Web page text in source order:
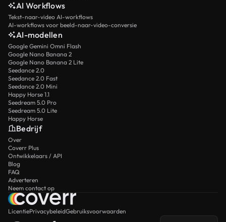
AI Workflows
Tekst-naar-video AI-workflows
AI-workflows voor beeld-naar-video-conversie
AI-modellen
Google Gemini Omni Flash
Google Nano Banana 2
Google Nano Banana 2 Lite
Seedance 2.0
Seedance 2.0 Fast
Seedance 2.0 Mini
Happy Horse 1.1
Seedream 5.0 Pro
Seedream 5.0 Lite
Happy Horse
Bedrijf
Over
Coverr Plus
Ontwikkelaars / API
Blog
FAQ
Adverteren
Neem contact op
LicentiePrivacybeleidGebruiksvoorwaarden